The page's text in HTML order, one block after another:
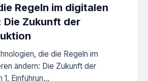
Regeln im digitalen
Die Zukunft der
die die Regeln im
ändern: Die Zukunft der
Einführun...